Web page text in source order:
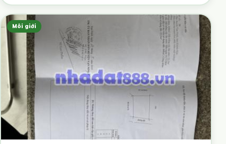
Môi giới